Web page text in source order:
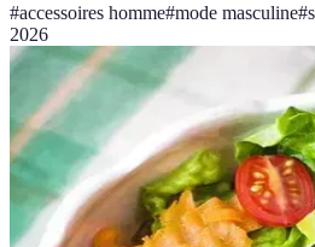
#accessoires homme#mode masculine#
2026